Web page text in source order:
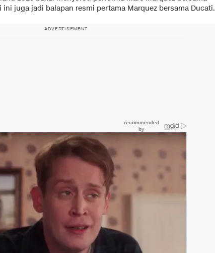
ini juga jadi balapan resmi pertama Marquez bersama Ducati.
ADVERTISEMENT